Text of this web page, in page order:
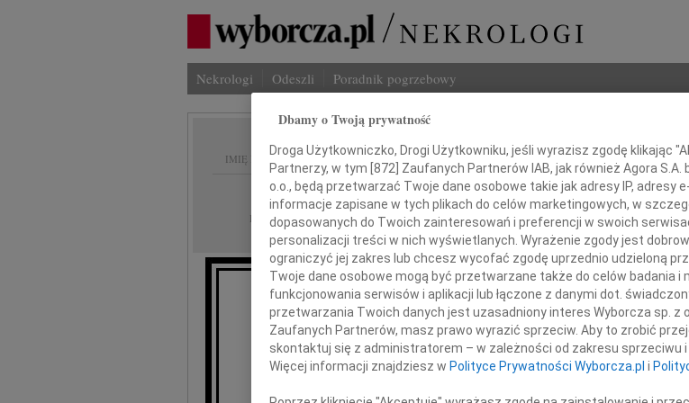
Nekrologi Odeszli Poradnik pogrzebowy
IMIĘ I NAZWISKO:
REGION: Lublin
DATA EMISJI: 12.09.2018
Drogiej Koleżance
Izie Zydze
Dbamy o Twoją prywatność
Droga Użytkowniczko, Drogi Użytkowniku, jeśli wyrazisz zgodę klikając
Partnerzy, w tym [872] Zaufanych Partnerów IAB, jak również Agora S.A.
o.o., będą przetwarzać Twoje dane osobowe takie jak adresy IP, adresy
informacje zapisane w tych plikach do celów marketingowych, w
dopasowanych do Twoich zainteresowań i preferencji w swoich
personalizacji treści w nich wyświetlanych. Wyrażenie zgody jest
ograniczyć jej zakres lub chcesz wycofać zgodę uprzednio udzieloną
Twoje dane osobowe mogą być przetwarzane także do celów badania
funkcjonowania serwisów i aplikacji lub łączone z danymi dot.
przetwarzania Twoich danych jest uzasadniony interes Wyborcza sp. z
Zaufanych Partnerów, masz prawo wyrazić sprzeciw. Aby to zrobić
skontaktuj się z administratorem – w zależności od zakresu sprzeciwu
Więcej informacji znajdziesz w Polityce Prywatności Wyborcza.pl i